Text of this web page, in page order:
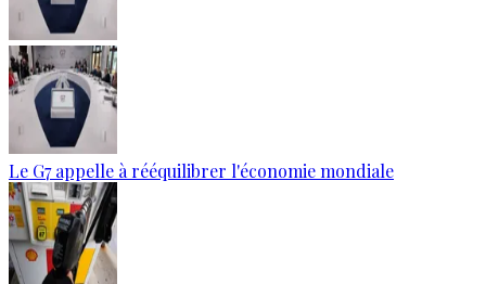
Le G7 appelle à rééquilibrer l'économie mondiale